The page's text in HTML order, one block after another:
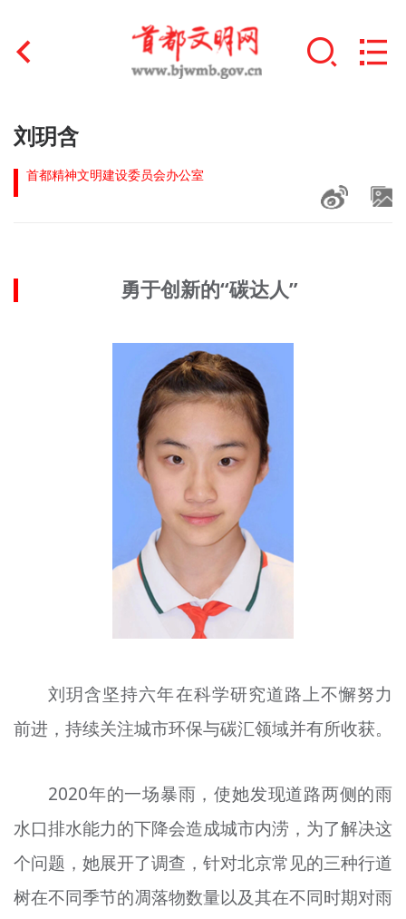
首页
文明创建
未成年人思想道德建设
北京宣传文化引导基金
刘玥含
首都精神文明建设委员会办公室
勇于创新的“碳达人”
刘玥含坚持六年在科学研究道路上不懈努力
前进，持续关注城市环保与碳汇领域并有所收获。
2020年的一场暴雨，使她发现道路两侧的雨
水口排水能力的下降会造成城市内涝，为了解决这
个问题，她展开了调查，针对北京常见的三种行道
树在不同季节的凋落物数量以及其在不同时期对雨